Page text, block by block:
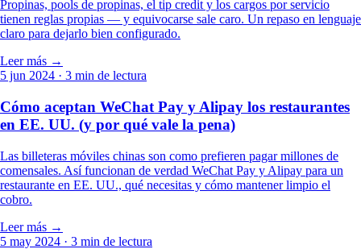
Propinas, pools de propinas, el tip credit y los cargos por servicio
tienen reglas propias — y equivocarse sale caro. Un repaso en lenguaje
claro para dejarlo bien configurado.
Leer más →
5 jun 2024 · 3 min de lectura
Cómo aceptan WeChat Pay y Alipay los restaurantes
en EE. UU. (y por qué vale la pena)
Las billeteras móviles chinas son como prefieren pagar millones de
comensales. Así funcionan de verdad WeChat Pay y Alipay para un
restaurante en EE. UU., qué necesitas y cómo mantener limpio el
cobro.
Leer más →
5 may 2024 · 3 min de lectura